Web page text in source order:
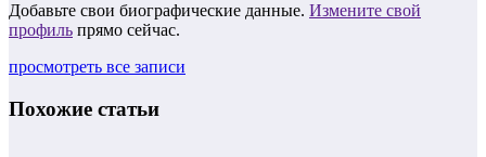
Добавьте свои биографические данные. Измените свой
профиль прямо сейчас.
просмотреть все записи
Похожие статьи